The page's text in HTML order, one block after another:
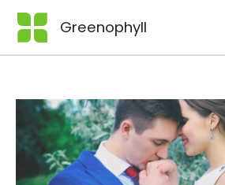
Skip
Greenophyll